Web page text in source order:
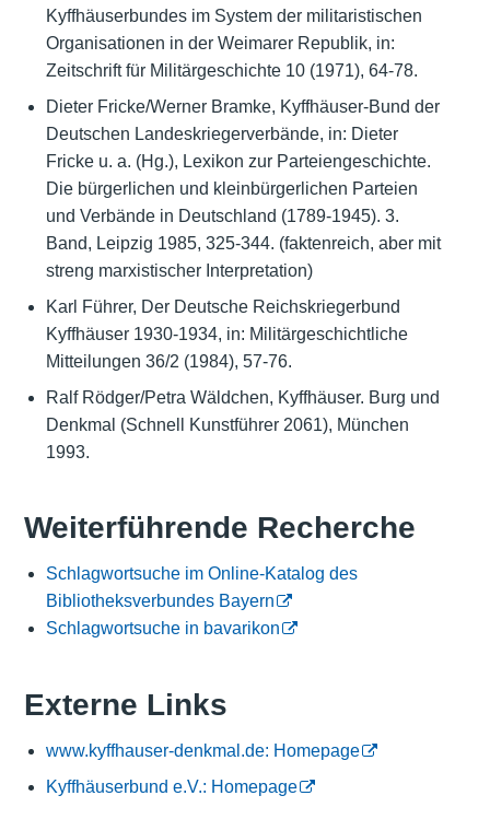
Kyffhäuserbundes im System der militaristischen
Organisationen in der Weimarer Republik, in:
Zeitschrift für Militärgeschichte 10 (1971), 64-78.
Dieter Fricke/Werner Bramke, Kyffhäuser-Bund der
Deutschen Landeskriegerverbände, in: Dieter
Fricke u. a. (Hg.), Lexikon zur Parteiengeschichte.
Die bürgerlichen und kleinbürgerlichen Parteien
und Verbände in Deutschland (1789-1945). 3.
Band, Leipzig 1985, 325-344. (faktenreich, aber mit
streng marxistischer Interpretation)
Karl Führer, Der Deutsche Reichskriegerbund
Kyffhäuser 1930-1934, in: Militärgeschichtliche
Mitteilungen 36/2 (1984), 57-76.
Ralf Rödger/Petra Wäldchen, Kyffhäuser. Burg und
Denkmal (Schnell Kunstführer 2061), München
1993.
Weiterführende Recherche
Schlagwortsuche im Online-Katalog des
Bibliotheksverbundes Bayern
Schlagwortsuche in bavarikon
Externe Links
www.kyffhauser-denkmal.de: Homepage
Kyffhäuserbund e.V.: Homepage